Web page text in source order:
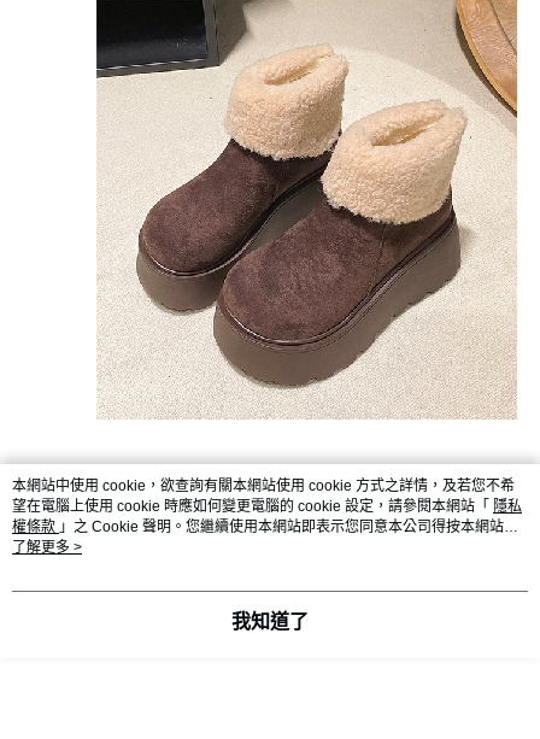
本網站中使用 cookie，欲查詢有關本網站使用 cookie 方式之詳情，及若您不希
望在電腦上使用 cookie 時應如何變更電腦的 cookie 設定，請參閱本網站「 隱私
權條款 」之 Cookie 聲明。您繼續使用本網站即表示您同意本公司得按本網站使
用條款之 Cookie 聲明使用 cookie。
了解更多 >
我知道了